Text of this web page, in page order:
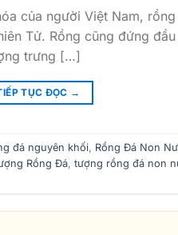
của người Việt Nam,
Tử. Rồng cũng đứng
trưng […]
TỤC ĐỌC →
đá nguyên khối, Rồng Đá Non
Rồng Đá, tượng rồng đá non